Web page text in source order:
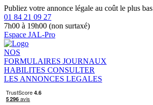
Publiez votre annonce légale au coût le plus bas
01 84 21 09 27
7h00 à 19h00 (non surtaxé)
Espace JAL-Pro
NOS
FORMULAIRES JOURNAUX
HABILITES CONSULTER
LES ANNONCES LEGALES